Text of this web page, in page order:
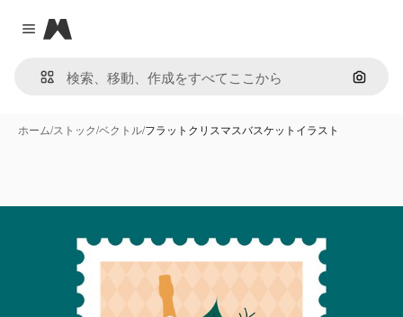
Close menu
Magnific
画像で
ホーム/ストック/ベクトル/フラットクリスマスバスケットイラスト